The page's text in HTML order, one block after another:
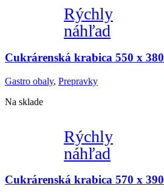
Rýchly
náhľad
Cukrárenská krabica 550 x
Gastro obaly, Prepravky
Na sklade
Rýchly
náhľad
Cukrárenská krabica 570 x